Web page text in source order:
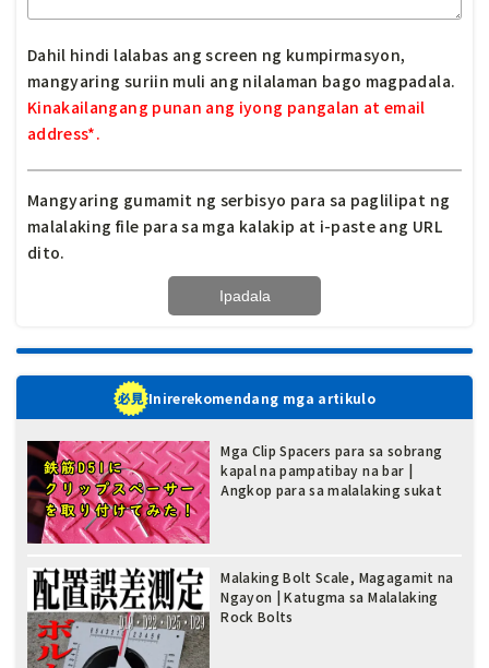
Dahil hindi lalabas ang screen ng kumpirmasyon,
mangyaring suriin muli ang nilalaman bago magpadala.
Kinakailangang punan ang iyong pangalan at email
address*.
Mangyaring gumamit ng serbisyo para sa paglilipat ng
malalaking file para sa mga kalakip at i-paste ang URL
dito.
Inirerekomendang mga artikulo
Mga Clip Spacers para sa sobrang
kapal na pampatibay na bar |
Angkop para sa malalaking sukat
Malaking Bolt Scale, Magagamit na
Ngayon | Katugma sa Malalaking
Rock Bolts